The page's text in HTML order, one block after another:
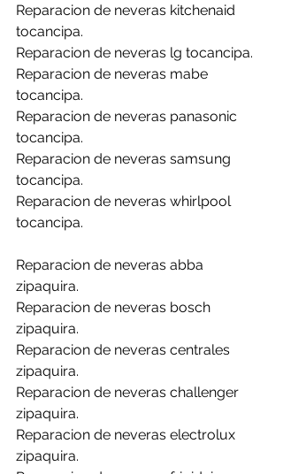
Reparacion de neveras kitchenaid
tocancipa.
Reparacion de neveras lg tocancipa.
Reparacion de neveras mabe
tocancipa.
Reparacion de neveras panasonic
tocancipa.
Reparacion de neveras samsung
tocancipa.
Reparacion de neveras whirlpool
tocancipa.
Reparacion de neveras abba
zipaquira.
Reparacion de neveras bosch
zipaquira.
Reparacion de neveras centrales
zipaquira.
Reparacion de neveras challenger
zipaquira.
Reparacion de neveras electrolux
zipaquira.